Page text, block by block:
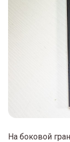
На боковой